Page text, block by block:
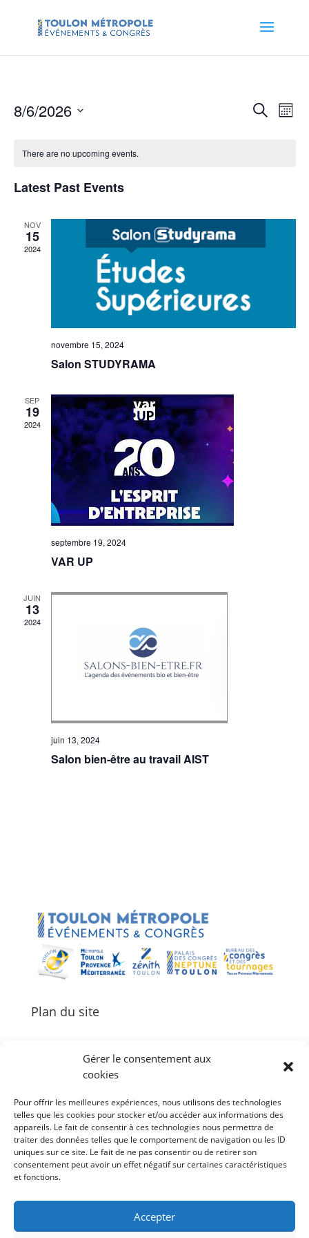
Gérer le consentement aux
cookies
Pour offrir les meilleures expériences, nous utilisons des technologies
telles que les cookies pour stocker et/ou accéder aux informations des
appareils. Le fait de consentir à ces technologies nous permettra de
traiter des données telles que le comportement de navigation ou les ID
uniques sur ce site. Le fait de ne pas consentir ou de retirer son
consentement peut avoir un effet négatif sur certaines caractéristiques
et fonctions.
Accepter
Events
Search
Month
8/6/2026
There are no upcoming events.
Latest Past Events
NOV
15
2024
novembre 15, 2024
Salon STUDYRAMA
SEP
19
2024
septembre 19, 2024
VAR UP
JUIN
13
2024
juin 13, 2024
Salon bien-être au travail AIST
Plan du site
Zénith de Toulon
Bureau des Congrès et des Tournages
Événements
Agenda